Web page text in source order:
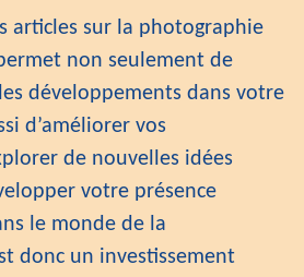
articles sur la photographie
non seulement de
développements dans votre
d’améliorer vos
de nouvelles idées
votre présence
le monde de la
donc un investissement